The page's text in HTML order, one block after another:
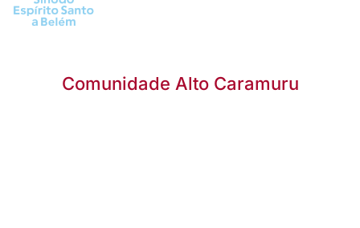
Comunidade Alto Caramuru